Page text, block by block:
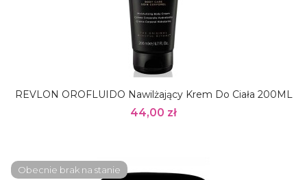
REVLON OROFLUIDO Nawilżający Krem Do Ciała 200ML
44,00 zł
Obecnie brak na stanie